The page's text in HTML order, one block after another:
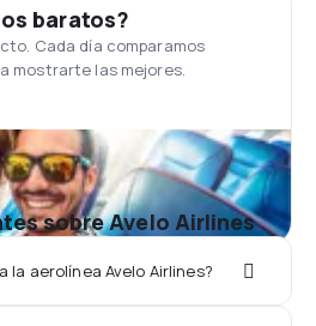
baratos?
Cada día comparamos
mostrarte las mejores.
sobre Avelo Airlines
la aerolínea Avelo Airlines?